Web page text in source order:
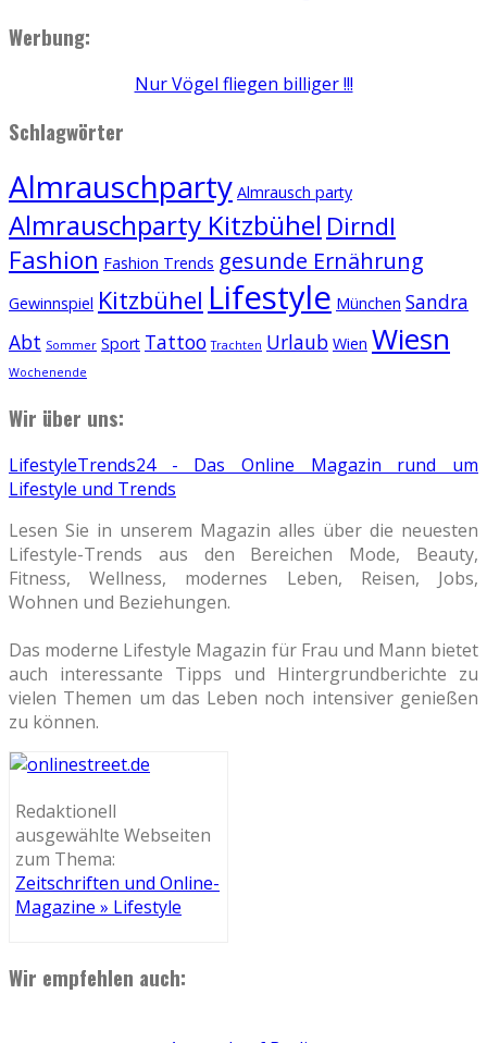
Werbung:
Nur Vögel fliegen billiger !!!
Schlagwörter
Almrauschparty Almrausch party
Almrauschparty Kitzbühel Dirndl
Fashion Fashion Trends gesunde Ernährung
Gewinnspiel Kitzbühel Lifestyle München Sandra
Abt Sommer Sport Tattoo Trachten Urlaub Wien Wiesn
Wochenende
Wir über uns:
LifestyleTrends24 - Das Online Magazin rund um
Lifestyle und Trends
Lesen Sie in unserem Magazin alles über die neuesten
Lifestyle-Trends aus den Bereichen Mode, Beauty,
Fitness, Wellness, modernes Leben, Reisen, Jobs,
Wohnen und Beziehungen.
Das moderne Lifestyle Magazin für Frau und Mann bietet
auch interessante Tipps und Hintergrundberichte zu
vielen Themen um das Leben noch intensiver genießen
zu können.
Redaktionell
ausgewählte Webseiten
zum Thema:
Zeitschriften und Online-
Magazine » Lifestyle
Wir empfehlen auch: